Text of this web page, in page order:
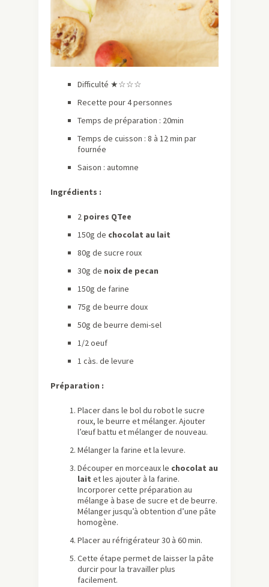
Difficulté ★☆☆☆
Recette pour 4 personnes
Temps de préparation : 20min
Temps de cuisson : 8 à 12 min par
fournée
Saison : automne
Ingrédients :
2 poires QTee
150g de chocolat au lait
80g de sucre roux
30g de noix de pecan
150g de farine
75g de beurre doux
50g de beurre demi-sel
1/2 oeuf
1 càs. de levure
Préparation :
Placer dans le bol du robot le sucre
roux, le beurre et mélanger. Ajouter
l’œuf battu et mélanger de nouveau.
Mélanger la farine et la levure.
Découper en morceaux le chocolat au
lait et les ajouter à la farine.
Incorporer cette préparation au
mélange à base de sucre et de beurre.
Mélanger jusqu’à obtention d’une pâte
homogène.
Placer au réfrigérateur 30 à 60 min.
Cette étape permet de laisser la pâte
durcir pour la travailler plus
facilement.